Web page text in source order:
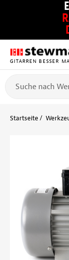
GITARREN BESSER
Startseite